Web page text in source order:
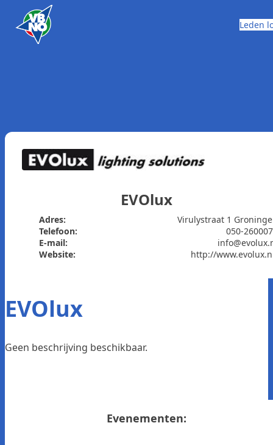
Skip to content
Leden
EVOlux
Adres:
Virulystraat 1
Telefoon:
050-
E-mail:
Website:
http://
EVOlux
Geen beschrijving beschikbaar.
Evenementen: